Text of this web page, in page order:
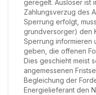
geregelt. Auslöser ist
Zahlungsverzug des
Sperrung erfolgt,
grundversorger) den
Sperrung informieren
geben, die offenen
Dies geschieht meist
angemessenen
Begleichung der
Energielieferant den